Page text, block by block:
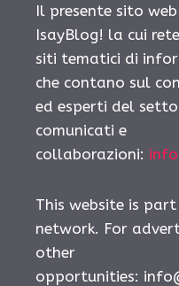
Il presente sito
IsayBlog! la cui
siti tematici di
che contano sul
ed esperti del
comunicati e
collaborazioni:
This website is
network. For
other
opportunities: